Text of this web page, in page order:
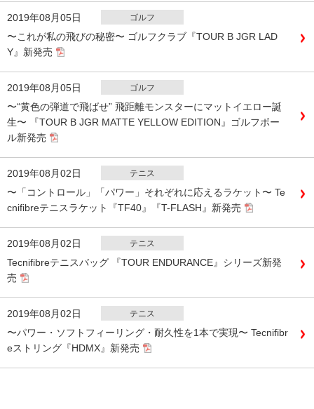
2019年08月05日 ゴルフ
〜これが私の飛びの秘密〜 ゴルフクラブ『TOUR B JGR LAD
Y』新発売
2019年08月05日 ゴルフ
〜“黄色の弾道で飛ばせ” 飛距離モンスターにマットイエロー誕
生〜 『TOUR B JGR MATTE YELLOW EDITION』ゴルフボー
ル新発売
2019年08月02日 テニス
〜「コントロール」「パワー」それぞれに応えるラケット〜 Te
cnifibreテニスラケット『TF40』『T-FLASH』新発売
2019年08月02日 テニス
Tecnifibreテニスバッグ 『TOUR ENDURANCE』シリーズ新発
売
2019年08月02日 テニス
〜パワー・ソフトフィーリング・耐久性を1本で実現〜 Tecnifibr
eストリング『HDMX』新発売